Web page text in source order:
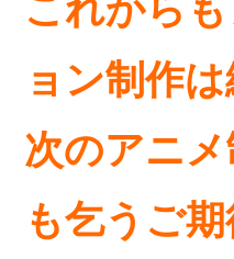
ョン制作は
次のアニ
も乞うご期